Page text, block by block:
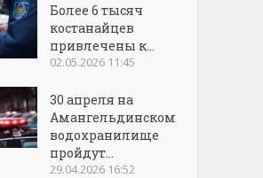
Более 6 тысяч
костанайцев
привлечены к...
02.05.2026 11:45
30 апреля на
Амангельдинском
водохранилище
пройдут...
29.04.2026 16:52